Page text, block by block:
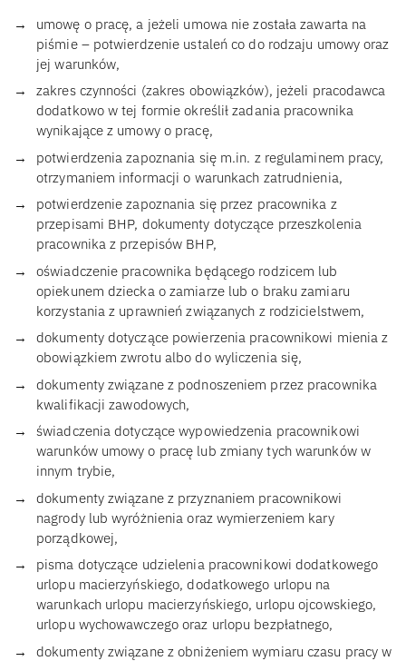
umowę o pracę, a jeżeli umowa nie została zawarta na
piśmie – potwierdzenie ustaleń co do rodzaju umowy oraz
jej warunków,
zakres czynności (zakres obowiązków), jeżeli pracodawca
dodatkowo w tej formie określił zadania pracownika
wynikające z umowy o pracę,
potwierdzenia zapoznania się m.in. z regulaminem pracy,
otrzymaniem informacji o warunkach zatrudnienia,
potwierdzenie zapoznania się przez pracownika z
przepisami BHP, dokumenty dotyczące przeszkolenia
pracownika z przepisów BHP,
oświadczenie pracownika będącego rodzicem lub
opiekunem dziecka o zamiarze lub o braku zamiaru
korzystania z uprawnień związanych z rodzicielstwem,
dokumenty dotyczące powierzenia pracownikowi mienia z
obowiązkiem zwrotu albo do wyliczenia się,
dokumenty związane z podnoszeniem przez pracownika
kwalifikacji zawodowych,
świadczenia dotyczące wypowiedzenia pracownikowi
warunków umowy o pracę lub zmiany tych warunków w
innym trybie,
dokumenty związane z przyznaniem pracownikowi
nagrody lub wyróżnienia oraz wymierzeniem kary
porządkowej,
pisma dotyczące udzielenia pracownikowi dodatkowego
urlopu macierzyńskiego, dodatkowego urlopu na
warunkach urlopu macierzyńskiego, urlopu ojcowskiego,
urlopu wychowawczego oraz urlopu bezpłatnego,
dokumenty związane z obniżeniem wymiaru czasu pracy w